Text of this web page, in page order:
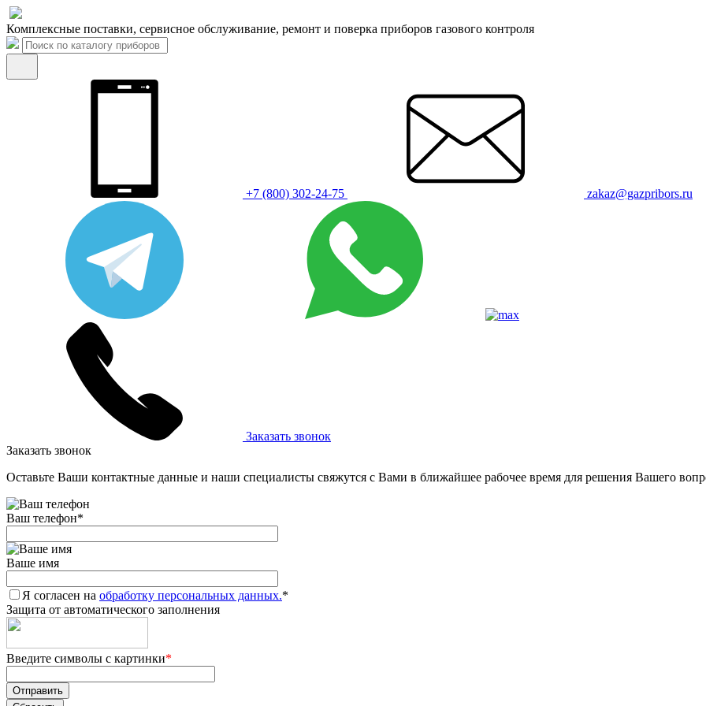
Комплексные поставки, сервисное обслуживание, ремонт и поверка приборов газового контроля
+7 (800) 302-24-75 zakaz@gazpribors.ru
Заказать звонок
Заказать звонок
Оставьте Ваши контактные данные и наши специалисты свяжутся с Вами в ближайшее рабочее время для решения Вашего
Ваш телефон*
Ваше имя
Я согласен на обработку персональных данных.*
Защита от автоматического заполнения
Введите символы с картинки*